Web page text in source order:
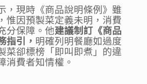
，現時《商品說明條例》雖
惟因預製菜定義未明，消費
分保障。他建議制訂《商品
指引， 明確列明餐廳如過度
菜卻標榜「即叫即煮」的違
消費者知情權。